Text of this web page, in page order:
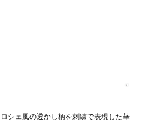
シェ風の透かし柄を刺繍で表現した華